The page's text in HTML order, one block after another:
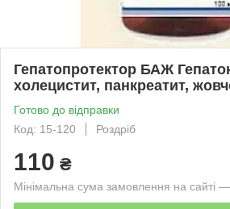
Гепатопротектор БАЖ
холецистит, панкреатит,
Готово до відправки
Код: 15-120
Роздріб
110 ₴
Мінімальна сума замовлення на сайті